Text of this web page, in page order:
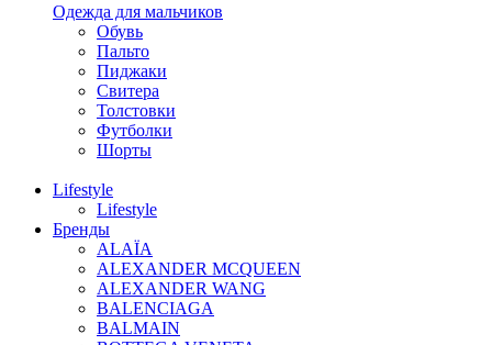
Одежда для мальчиков
Обувь
Пальто
Пиджаки
Свитера
Толстовки
Футболки
Шорты
Lifestyle
Lifestyle
Бренды
ALAÏA
ALEXANDER MCQUEEN
ALEXANDER WANG
BALENCIAGA
BALMAIN